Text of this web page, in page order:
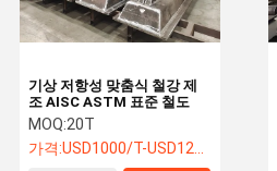
기상 저항성 맞춤식 철강 제
조 AISC ASTM 표준 철도
MOQ:20T
가격:USD1000/T-USD1200/T